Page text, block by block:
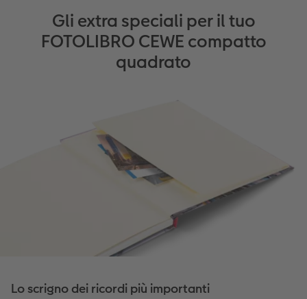
Gli extra speciali per il tuo
FOTOLIBRO CEWE compatto
quadrato
Lo scrigno dei ricordi più importanti